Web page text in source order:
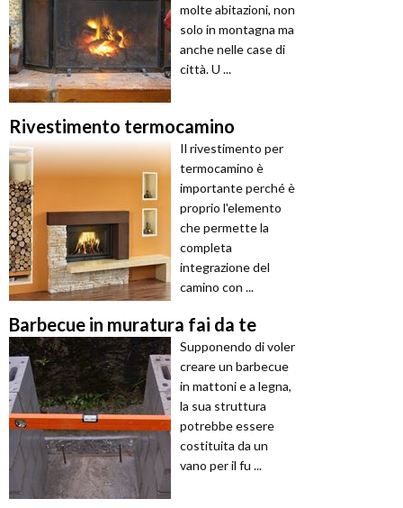
molte abitazioni, non
solo in montagna ma
anche nelle case di
città. U ...
Rivestimento termocamino
Il rivestimento per
termocamino è
importante perché è
proprio l'elemento
che permette la
completa
integrazione del
camino con ...
Barbecue in muratura fai da te
Supponendo di voler
creare un barbecue
in mattoni e a legna,
la sua struttura
potrebbe essere
costituita da un
vano per il fu ...